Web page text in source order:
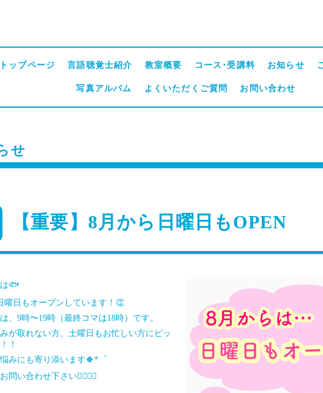
トップページ 言語聴覚士紹介 教室概要 コース･受講料 お知らせ
写真アルバム よくいただくご質問 お問い合わせ
せ
【重要】8月から日曜日もOPEN
🐟
曜日もオープンしています！👏
、9時〜19時（最終コマは18時）です。
が取れない方、土曜日もお忙しい方にピッ
！
みにも寄り添います🍀*゜
問い合わせ下さい🙇🏻‍♀️✨